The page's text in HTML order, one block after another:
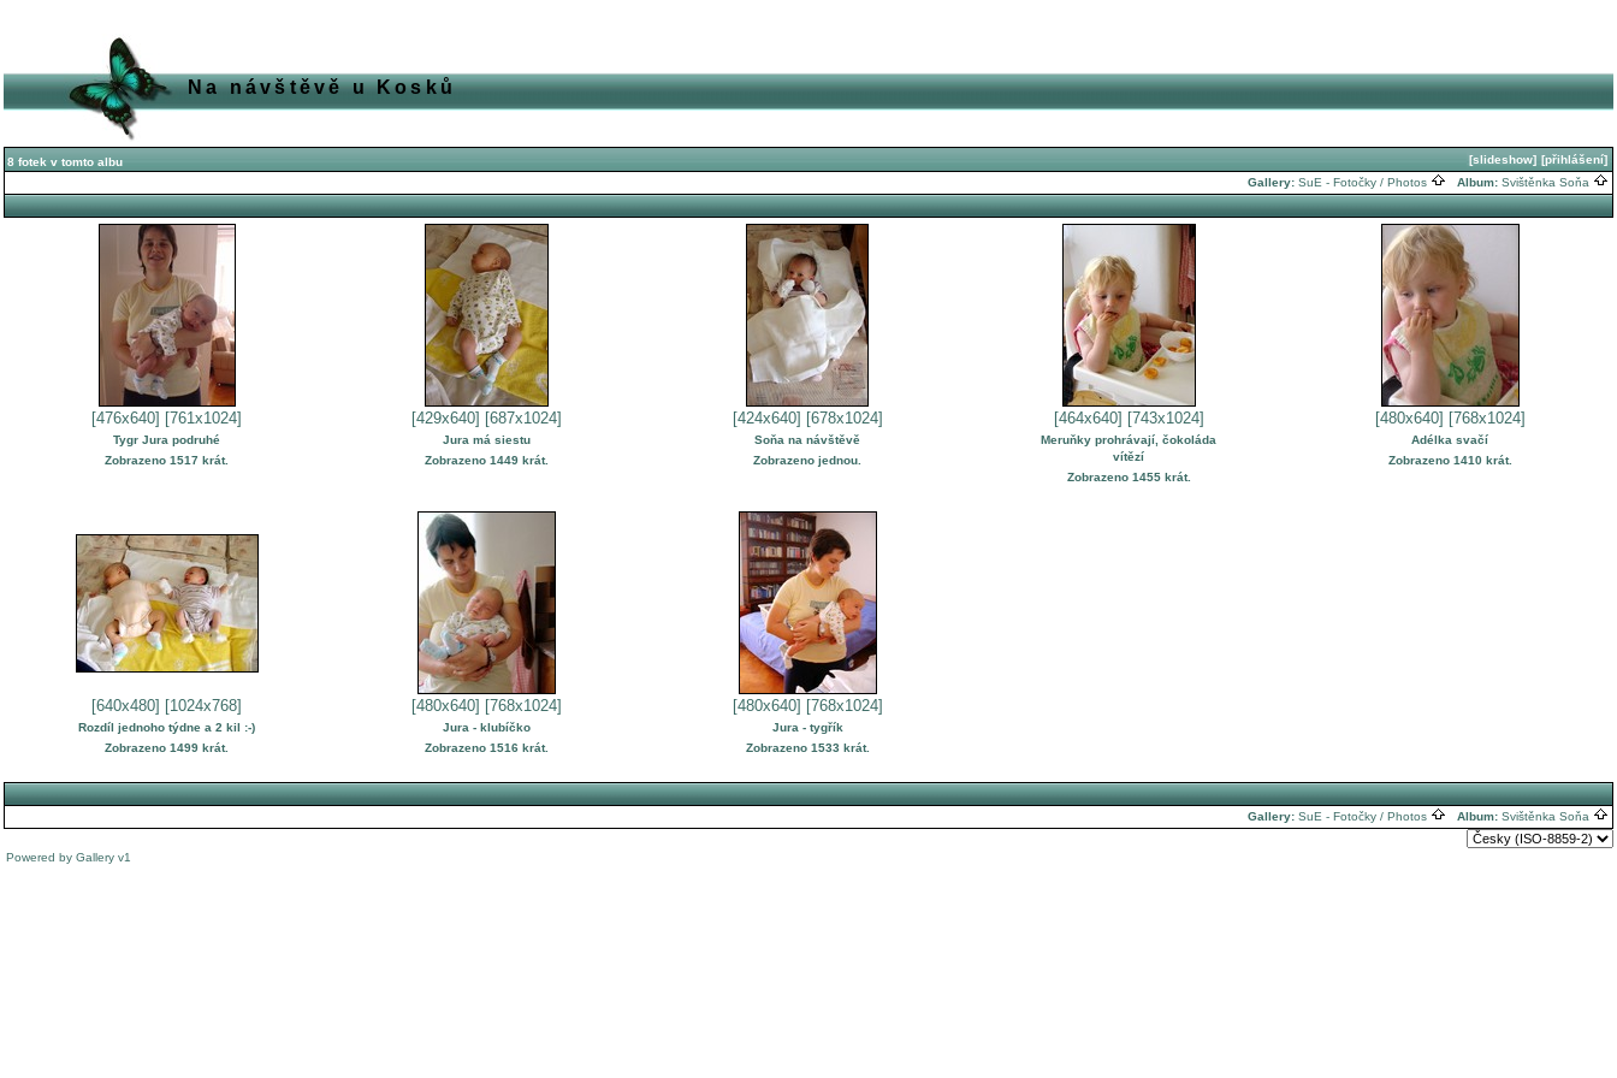
Na návštěvě u Kosků
8 fotek v tomto albu [slideshow] [přihlášení]
Gallery: SuE - Fotočky / Photos Album: Svištěnka Soňa
[476x640] [761x1024]
Tygr Jura podruhé
Zobrazeno 1517 krát.
[429x640] [687x1024]
Jura má siestu
Zobrazeno 1449 krát.
[424x640] [678x1024]
Soňa na návštěvě
Zobrazeno jednou.
[464x640] [743x1024]
Meruňky prohrávají, čokoláda
vítězí
Zobrazeno 1455 krát.
[480x640] [768x1024]
Adélka svačí
Zobrazeno 1410 krát.
[640x480] [1024x768]
Rozdíl jednoho týdne a 2 kil :-)
Zobrazeno 1499 krát.
[480x640] [768x1024]
Jura - klubíčko
Zobrazeno 1516 krát.
[480x640] [768x1024]
Jura - tygřík
Zobrazeno 1533 krát.
Gallery: SuE - Fotočky / Photos Album: Svištěnka Soňa
Powered by Gallery v1